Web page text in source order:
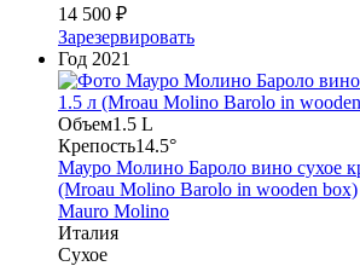
14 500 ₽
Зарезервировать
Год 2021
Объем1.5 L
Крепость14.5°
Мауро Молино Бароло вино сухое
(Mroau Molino Barolo in wooden box)
Mauro Molino
Италия
Сухое